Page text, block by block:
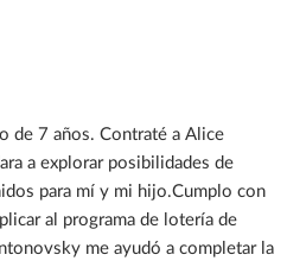
de 7 años. Contraté a Alice
a explorar posibilidades de
para mí y mi hijo.Cumplo con
al programa de lotería de
me ayudó a completar la